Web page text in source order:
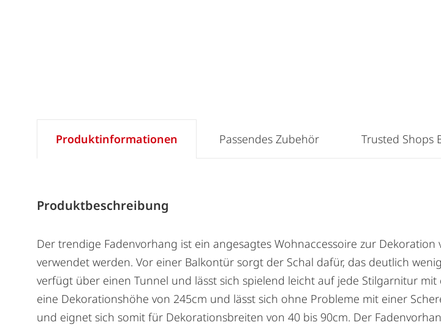
Produktinformationen
Produktbeschreibung
Der trendige Fadenvorhang ist ein angesagtes Wohnaccessoire zur
verwendet werden. Vor einer Balkontür sorgt der Schal dafür, das deutlich
verfügt über einen Tunnel und lässt sich spielend leicht auf jede Stilgarnitur
eine Dekorationshöhe von 245cm und lässt sich ohne Probleme mit einer
und eignet sich somit für Dekorationsbreiten von 40 bis 90cm. Der
Passendes Zubehör Trusted Shops